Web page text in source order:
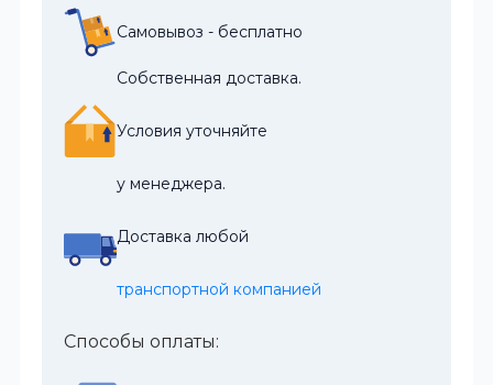
Самовывоз - бесплатно
Собственная доставка.
Условия уточняйте
у менеджера.
Доставка любой
транспортной компанией
Способы оплаты: